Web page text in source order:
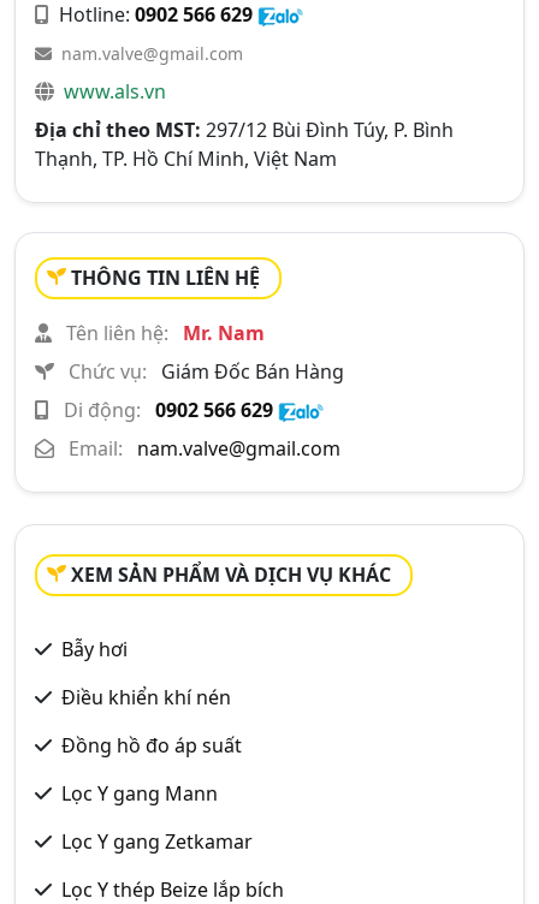
Hotline: 0902 566 629
nam.valve@gmail.com
www.als.vn
Địa chỉ theo MST: 297/12 Bùi Đình Túy, P. Bình
Thạnh, TP. Hồ Chí Minh, Việt Nam
THÔNG TIN LIÊN HỆ
Tên liên hệ:
Mr. Nam
Chức vụ:
Giám Đốc Bán Hàng
Di động: 0902 566 629
Email:
nam.valve@gmail.com
XEM SẢN PHẨM VÀ DỊCH VỤ KHÁC
Bẫy hơi
Điều khiển khí nén
Đồng hồ đo áp suất
Lọc Y gang Mann
Lọc Y gang Zetkamar
Lọc Y thép Beize lắp bích